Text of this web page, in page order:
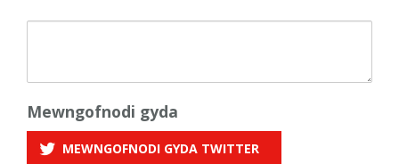
Mewngofnodi gyda
MEWNGOFNODI GYDA TWITTER